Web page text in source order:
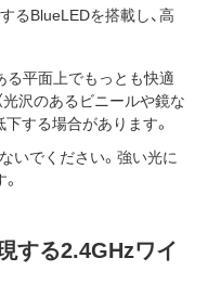
るBlueLEDを搭載し、高
る平面上でもっとも快適
光沢のあるビニールや鏡な
する場合があります。
いでください。強い光に
する2.4GHzワイ